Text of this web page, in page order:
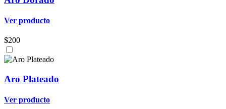
Ver producto
$200
Aro Plateado
Ver producto